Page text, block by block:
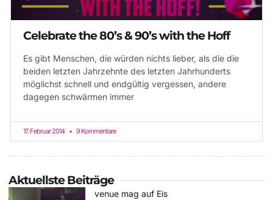
Celebrate the 80’s & 90’s with the Hoff
Es gibt Menschen, die würden nichts lieber, als die die
beiden letzten Jahrzehnte des letzten Jahrhunderts
möglichst schnell und endgültig vergessen, andere
dagegen schwärmen immer
17. Februar 2014 9 Kommentare
Aktuellste Beiträge
venue mag auf Eis